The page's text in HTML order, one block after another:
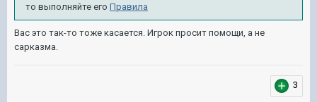
то выполняйте его Правила
Вас это так-то тоже касается. Игрок просит помощи, а не
сарказма.
3